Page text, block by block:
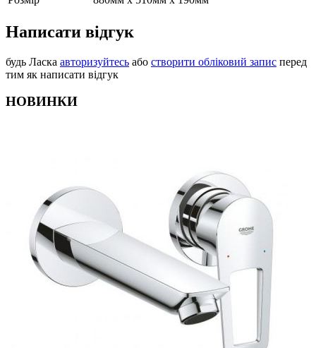
Написати відгук
будь Ласка авторизуйтесь або створити обліковий запис перед
тим як написати відгук
НОВИНКИ